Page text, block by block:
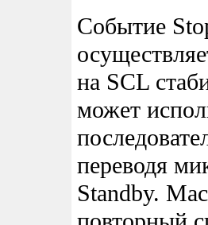
Событие
на SCL
может
переводя
Standby.